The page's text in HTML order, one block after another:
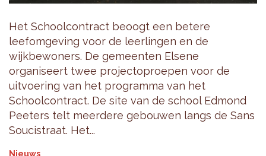
Het Schoolcontract beoogt een betere
leefomgeving voor de leerlingen en de
wijkbewoners. De gemeenten Elsene
organiseert twee projectoproepen voor de
uitvoering van het programma van het
Schoolcontract. De site van de school Edmond
Peeters telt meerdere gebouwen langs de Sans
Soucistraat. Het...
Nieuws